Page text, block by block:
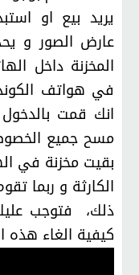
يريد بيع او
عارض الصور و
المخزنة داخل
في هواتف
انك قمت
مسح جميع
بقيت مخزنة في
الكارثة و ربما
ذلك، فتوجب
كيفية الغاء هذه